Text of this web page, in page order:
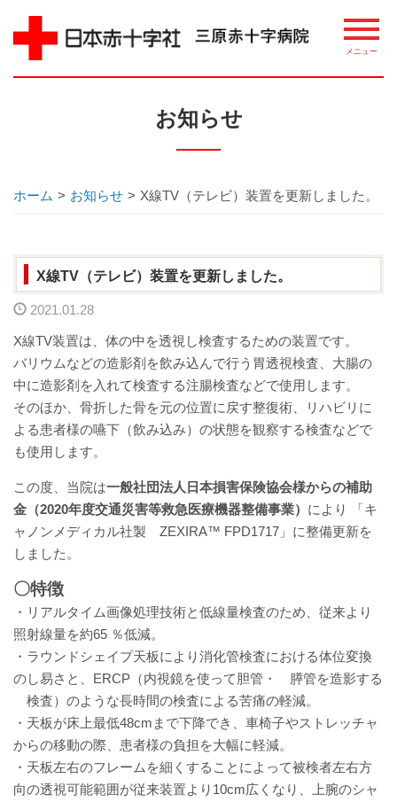
ごあいさつ
相談窓口
病院指標について
厚生労働大臣が定める掲示事項
通院について
外来案内
外来診療担当表
休診情報
診療科一覧
人間ドック
院内の案内図
休日・夜間診療
お知らせ
ホーム > お知らせ > X線TV（テレビ）装置を更新しました。
X線TV（テレビ）装置を更新しました。
2021.01.28
X線TV装置は、体の中を透視し検査するための装置です。
バリウムなどの造影剤を飲み込んで行う胃透視検査、大腸の
中に造影剤を入れて検査する注腸検査などで使用します。
そのほか、骨折した骨を元の位置に戻す整復術、リハビリに
よる患者様の嚥下（飲み込み）の状態を観察する検査などで
も使用します。
この度、当院は一般社団法人日本損害保険協会様からの補助
金（2020年度交通災害等救急医療機器整備事業） により 「キ
ャノンメディカル社製 ZEXIRA™ FPD1717」に整備更新を
しました。
〇特徴
・リアルタイム画像処理技術と低線量検査のため、従来より
照射線量を約65 ％低減。
・ラウンドシェイプ天板により消化管検査における体位変換
のし易さと、ERCP（内視鏡を使って胆管・ 膵管を造影する
検査）のような長時間の検査による苦痛の軽減。
・天板が床上最低48cmまで下降でき、車椅子やストレッチャ
からの移動の際、患者様の負担を大幅に軽減。
・天板左右のフレームを細くすることによって被検者左右方
向の透視可能範囲が従来装置より10cm広くなり、上腕のシャ